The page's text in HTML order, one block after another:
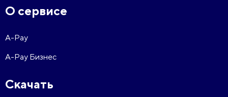
О сервисе
A-Pay
A-Pay Бизнес
Скачать